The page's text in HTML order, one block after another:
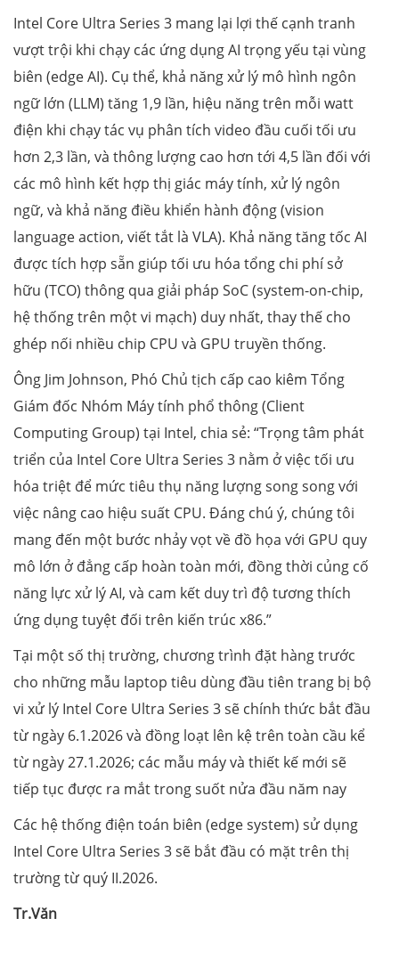
Intel Core Ultra Series 3 mang lại lợi thế cạnh tranh
vượt trội khi chạy các ứng dụng AI trọng yếu tại vùng
biên (edge AI). Cụ thể, khả năng xử lý mô hình ngôn
ngữ lớn (LLM) tăng 1,9 lần, hiệu năng trên mỗi watt
điện khi chạy tác vụ phân tích video đầu cuối tối ưu
hơn 2,3 lần, và thông lượng cao hơn tới 4,5 lần đối với
các mô hình kết hợp thị giác máy tính, xử lý ngôn
ngữ, và khả năng điều khiển hành động (vision
language action, viết tắt là VLA). Khả năng tăng tốc AI
được tích hợp sẵn giúp tối ưu hóa tổng chi phí sở
hữu (TCO) thông qua giải pháp SoC (system-on-chip,
hệ thống trên một vi mạch) duy nhất, thay thế cho
ghép nối nhiều chip CPU và GPU truyền thống.
Ông Jim Johnson, Phó Chủ tịch cấp cao kiêm Tổng
Giám đốc Nhóm Máy tính phổ thông (Client
Computing Group) tại Intel, chia sẻ: “Trọng tâm phát
triển của Intel Core Ultra Series 3 nằm ở việc tối ưu
hóa triệt để mức tiêu thụ năng lượng song song với
việc nâng cao hiệu suất CPU. Đáng chú ý, chúng tôi
mang đến một bước nhảy vọt về đồ họa với GPU quy
mô lớn ở đẳng cấp hoàn toàn mới, đồng thời củng cố
năng lực xử lý AI, và cam kết duy trì độ tương thích
ứng dụng tuyệt đối trên kiến trúc x86.”
Tại một số thị trường, chương trình đặt hàng trước
cho những mẫu laptop tiêu dùng đầu tiên trang bị bộ
vi xử lý Intel Core Ultra Series 3 sẽ chính thức bắt đầu
từ ngày 6.1.2026 và đồng loạt lên kệ trên toàn cầu kể
từ ngày 27.1.2026; các mẫu máy và thiết kế mới sẽ
tiếp tục được ra mắt trong suốt nửa đầu năm nay
Các hệ thống điện toán biên (edge system) sử dụng
Intel Core Ultra Series 3 sẽ bắt đầu có mặt trên thị
trường từ quý II.2026.
Tr.Văn